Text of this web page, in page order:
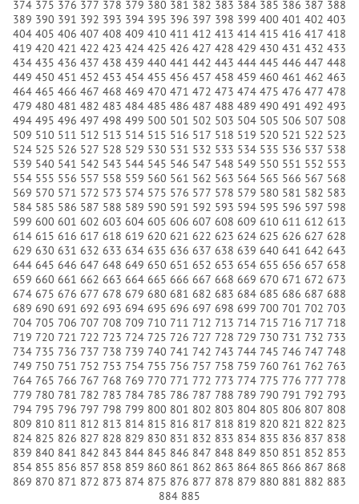
374 375 376 377 378 379 380 381 382 383 384 385 386 387 388
389 390 391 392 393 394 395 396 397 398 399 400 401 402 403
404 405 406 407 408 409 410 411 412 413 414 415 416 417 418
419 420 421 422 423 424 425 426 427 428 429 430 431 432 433
434 435 436 437 438 439 440 441 442 443 444 445 446 447 448
449 450 451 452 453 454 455 456 457 458 459 460 461 462 463
464 465 466 467 468 469 470 471 472 473 474 475 476 477 478
479 480 481 482 483 484 485 486 487 488 489 490 491 492 493
494 495 496 497 498 499 500 501 502 503 504 505 506 507 508
509 510 511 512 513 514 515 516 517 518 519 520 521 522 523
524 525 526 527 528 529 530 531 532 533 534 535 536 537 538
539 540 541 542 543 544 545 546 547 548 549 550 551 552 553
554 555 556 557 558 559 560 561 562 563 564 565 566 567 568
569 570 571 572 573 574 575 576 577 578 579 580 581 582 583
584 585 586 587 588 589 590 591 592 593 594 595 596 597 598
599 600 601 602 603 604 605 606 607 608 609 610 611 612 613
614 615 616 617 618 619 620 621 622 623 624 625 626 627 628
629 630 631 632 633 634 635 636 637 638 639 640 641 642 643
644 645 646 647 648 649 650 651 652 653 654 655 656 657 658
659 660 661 662 663 664 665 666 667 668 669 670 671 672 673
674 675 676 677 678 679 680 681 682 683 684 685 686 687 688
689 690 691 692 693 694 695 696 697 698 699 700 701 702 703
704 705 706 707 708 709 710 711 712 713 714 715 716 717 718
719 720 721 722 723 724 725 726 727 728 729 730 731 732 733
734 735 736 737 738 739 740 741 742 743 744 745 746 747 748
749 750 751 752 753 754 755 756 757 758 759 760 761 762 763
764 765 766 767 768 769 770 771 772 773 774 775 776 777 778
779 780 781 782 783 784 785 786 787 788 789 790 791 792 793
794 795 796 797 798 799 800 801 802 803 804 805 806 807 808
809 810 811 812 813 814 815 816 817 818 819 820 821 822 823
824 825 826 827 828 829 830 831 832 833 834 835 836 837 838
839 840 841 842 843 844 845 846 847 848 849 850 851 852 853
854 855 856 857 858 859 860 861 862 863 864 865 866 867 868
869 870 871 872 873 874 875 876 877 878 879 880 881 882 883
884 885